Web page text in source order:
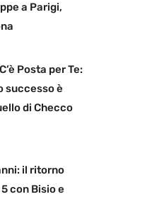
a Parigi,
Posta per Te:
successo è
di Checco
il ritorno
con Bisio e